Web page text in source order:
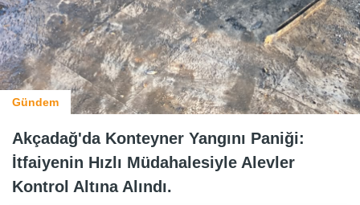
Gündem
Akçadağ'da Konteyner Yangını Paniği:
İtfaiyenin Hızlı Müdahalesiyle Alevler
Kontrol Altına Alındı.